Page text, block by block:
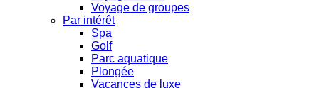
Voyage de groupes
Par intérêt
Spa
Golf
Parc aquatique
Plongée
Vacances de luxe